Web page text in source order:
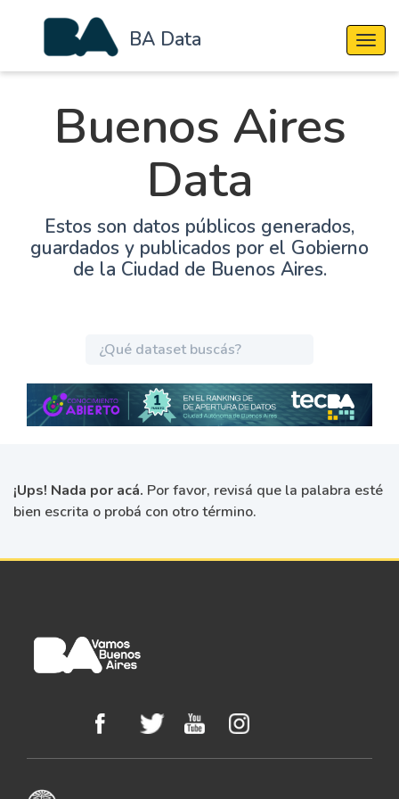
BA Data
Buenos Aires
Data
Estos son datos públicos generados,
guardados y publicados por el Gobierno
de la Ciudad de Buenos Aires.
¡Ups! Nada por acá. Por favor, revisá que la palabra esté
bien escrita o probá con otro término.